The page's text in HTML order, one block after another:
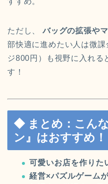
ただし、 バッグの拡張や
部快適に進めたい人は微
ジ800円）も視野に入れる
す！
◆ まとめ：こん
ン』はおすすめ！
可愛いお店を作りた
経営×パズルゲーム